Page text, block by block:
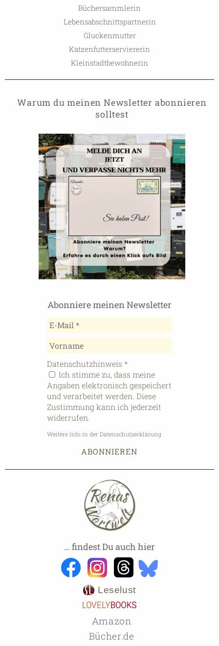
Büchersammlerin
Lebensabschnittspartnerin
Gluckenmutter
Katzenfutterserviererin
Kleinstadtbewohnerin
Warum du meinen Newsletter abonnieren
solltest
Abonniere meinen Newsletter
Datenschutzhinweis *
Ich stimme zu, dass meine
Angaben elektronisch gespeichert
und verarbeitet werden. Diese
Zustimmung kann ich jederzeit
widerrufen.
Weitere Info in der Datenschutzerklärung
… findest Du auch hier
Leselust
Amazon
Bücher.de